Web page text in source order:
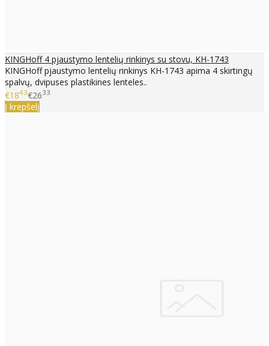
KINGHoff 4 pjaustymo lentelių rinkinys su stovu, KH-1743
KINGHoff pjaustymo lentelių rinkinys KH-1743 apima 4 skirtingų
spalvų, dvipuses plastikines lenteles..
€1843€2633
Į krepšelį